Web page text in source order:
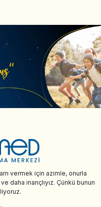
vermek için azimle, onurla
daha inançlıyız. Çünkü bunun